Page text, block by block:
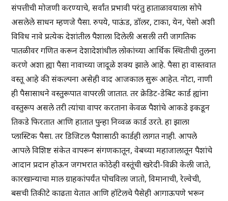
संपत्तीची मोजणी करण्याचे, सर्वांत प्रभावी परंतु हाताळावयाला सोपे
असलेले साधन म्हणजे पैसा. रुपये, पाऊंड, डॉलर, टाका, येन, पेसो अशी
विविध नावे प्रत्येक देशांतील पैशाला दिलेली असली तरी जागतिक
पातळीवर गणित करून देशादेशांधील लोकांच्या आर्थिक स्थितीची तुलना
करणे अशा ह्या पैसा नावाच्या जादूळे शक्य झाले आहे. पैसा हा वास्तवात
वस्तू आहे की संकल्पना असेही वाद आजकाल सुरू आहेत. नोटा, नाणी
ही पैसासाधने वस्तुरूपात वापरली जातात. तर क्रेडिट-डेबिट कार्ड ह्यांना
वस्तुरूप असले तरी त्यांचा वापर करताना केवळ पैशांचे आकडे इकडून
तिकडे फिरतात आणि हातात पुन्हा निव्वळ कार्ड उरते. हा झाला
प्लास्टिक पैसा. तर डिजिटल पैशासाठी कार्डही लागत नाही. आपले
आपले विशिष्ट संकेत वापरून संगणकातून, वेबच्या महाजालातून पैशांचे
आदान प्रदान होऊन जगभरात कोठेही वस्तूंची खरेदी-विक्री केली जाते,
कारखान्याचा माल ग्राहकांपर्यंत पोचविला जातो, विमानाची, रेल्वेची,
बसची तिकीटे काढता येतात आणि हॉटेलचे पैसेही आगाऊपणे भरून